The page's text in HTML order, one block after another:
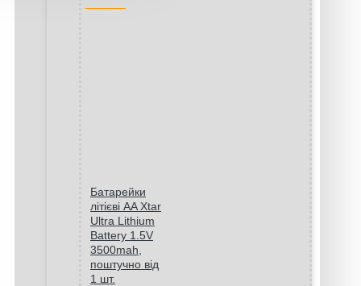
Батарейки
літієві AA Xtar
Ultra Lithium
Battery 1.5V
3500mah,
поштучно від
1 шт.